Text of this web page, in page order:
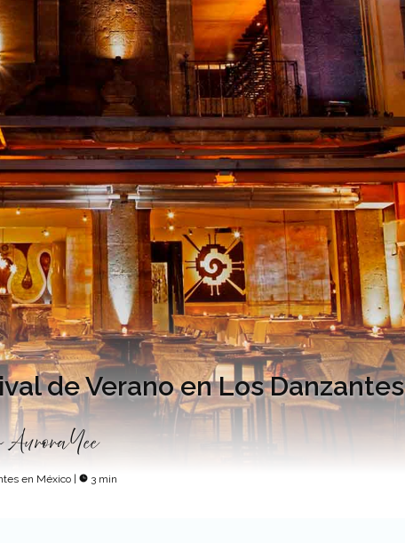
de Verano en Los Danzantes
Aurora Yee
en México 3 min